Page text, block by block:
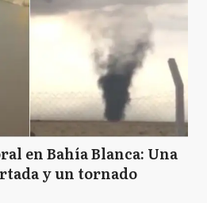
en Bahía Blanca: Una
y un tornado